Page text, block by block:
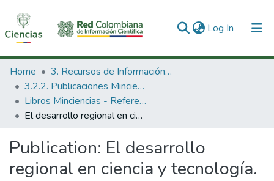
Log In (current)
Communities & Collections
All of DSpace
Statistics
Home
3. Recursos de Información Científica y Tecnológica
3.2.2. Publicaciones Minciencias
Libros Minciencias - Referenciales
El desarrollo regional en ciencia y tecnología.
Publication: El desarrollo
regional en ciencia y tecnología.